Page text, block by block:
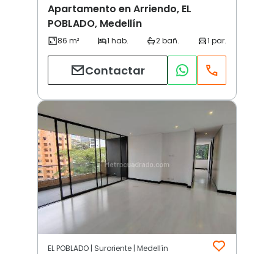
Apartamento en Arriendo, EL
POBLADO, Medellín
Contactar
EL POBLADO | Suroriente | Medellín